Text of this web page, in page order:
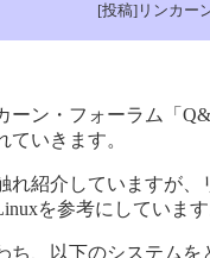
[投稿]リンカー
ーン・フォーラム「
ていきます。
れ紹介していますが
を参考にしています
ち、以下のシステムを